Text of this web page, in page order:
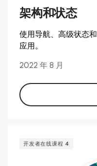
架构和状态
使用导航、高级状态
应用。
2022 年 8 月
开发者在线课程 4